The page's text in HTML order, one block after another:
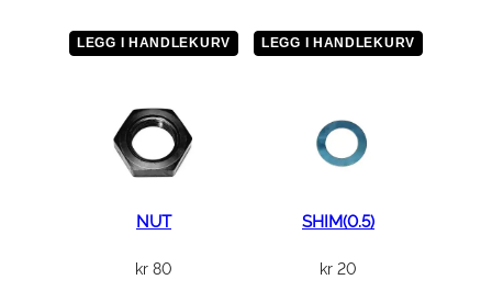
LEGG I HANDLEKURV LEGG I HANDLEKURV
NUT
kr 80
SHIM(0.5)
kr 20